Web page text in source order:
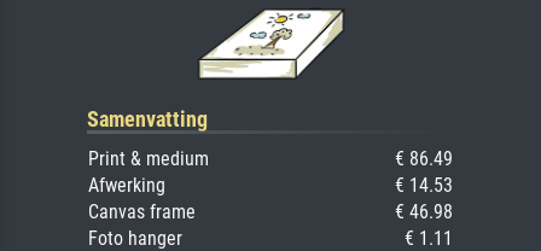
Samenvatting
Print & medium
€ 86.49
Afwerking
€ 14.53
Canvas frame
€ 46.98
Foto hanger
€ 1.11